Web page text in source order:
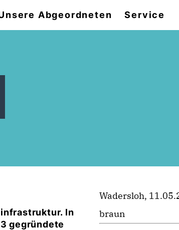
Abgeordneten Service
In
gegründete
Wadersloh,
braun